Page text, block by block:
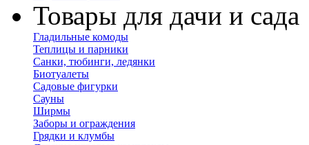
Товары для дачи и сада
Гладильные комоды
Теплицы и парники
Санки, тюбинги, ледянки
Биотуалеты
Садовые фигурки
Сауны
Ширмы
Заборы и ограждения
Грядки и клумбы